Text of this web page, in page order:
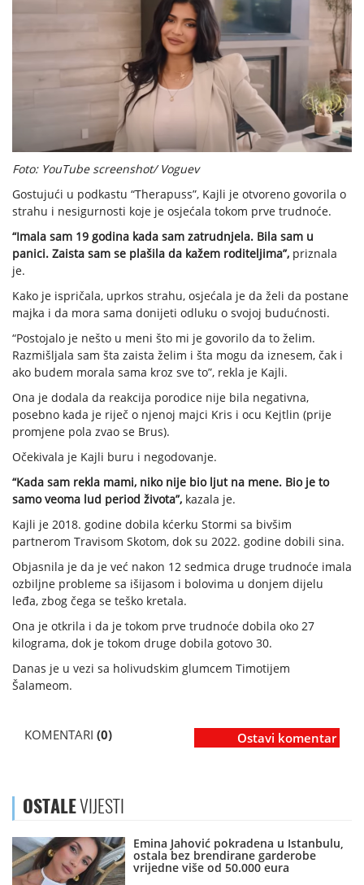
Foto: YouTube screenshot/ Voguev
Gostujući u podkastu “Therapuss”, Kajli je otvoreno govorila o
strahu i nesigurnosti koje je osjećala tokom prve trudnoće.
“Imala sam 19 godina kada sam zatrudnjela. Bila sam u
panici. Zaista sam se plašila da kažem roditeljima”, priznala
je.
Kako je ispričala, uprkos strahu, osjećala je da želi da postane
majka i da mora sama donijeti odluku o svojoj budućnosti.
“Postojalo je nešto u meni što mi je govorilo da to želim.
Razmišljala sam šta zaista želim i šta mogu da iznesem, čak i
ako budem morala sama kroz sve to”, rekla je Kajli.
Ona je dodala da reakcija porodice nije bila negativna,
posebno kada je riječ o njenoj majci Kris i ocu Kejtlin (prije
promjene pola zvao se Brus).
Očekivala je Kajli buru i negodovanje.
“Kada sam rekla mami, niko nije bio ljut na mene. Bio je to
samo veoma lud period života”, kazala je.
Kajli je 2018. godine dobila kćerku Stormi sa bivšim
partnerom Travisom Skotom, dok su 2022. godine dobili sina.
Objasnila je da je već nakon 12 sedmica druge trudnoće imala
ozbiljne probleme sa išijasom i bolovima u donjem dijelu
leđa, zbog čega se teško kretala.
Ona je otkrila i da je tokom prve trudnoće dobila oko 27
kilograma, dok je tokom druge dobila gotovo 30.
Danas je u vezi sa holivudskim glumcem Timotijem
Šalameom.
KOMENTARI (0) Ostavi komentar
OSTALEVIJESTI
Emina Jahović pokradena u Istanbulu,
ostala bez brendirane garderobe
vrijedne više od 50.000 eura